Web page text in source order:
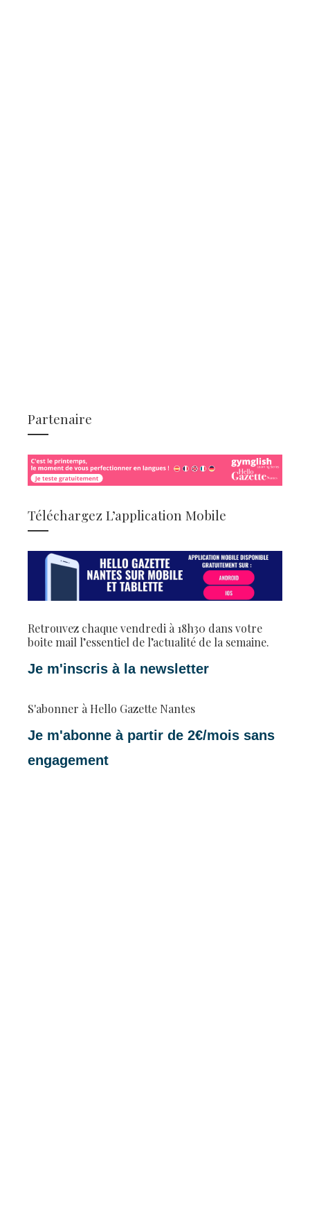
Partenaire
Téléchargez L’application Mobile
Retrouvez chaque vendredi à 18h30 dans votre
boite mail l’essentiel de l’actualité de la semaine.
Je m'inscris à la newsletter
S'abonner à Hello Gazette Nantes
Je m'abonne à partir de 2€/mois sans
engagement